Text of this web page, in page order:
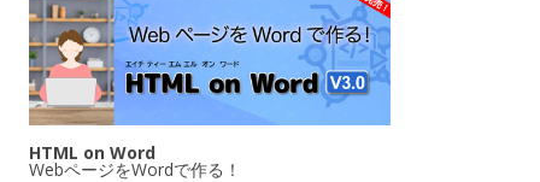
HTML on Word
WebページをWordで作る！